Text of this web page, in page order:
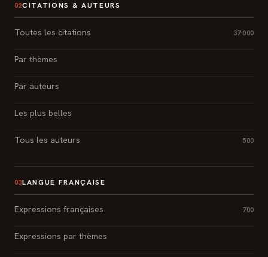
02CITATIONS & AUTEURS
Toutes les citations 37 000
Par thèmes
Par auteurs
Les plus belles
Tous les auteurs 500
03LANGUE FRANÇAISE
Expressions françaises 700
Expressions par thèmes